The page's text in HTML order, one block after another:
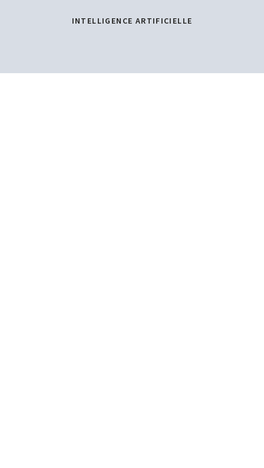
INTELLIGENCE ARTIFICIELLE